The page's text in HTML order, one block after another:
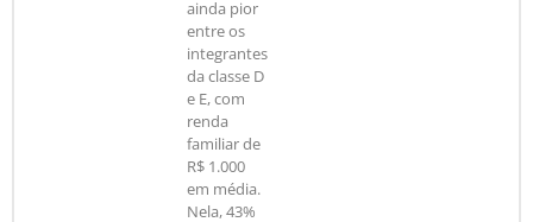
ainda pior
entre os
integrantes
da classe D
e E, com
renda
familiar de
R$ 1.000
em média.
Nela, 43%